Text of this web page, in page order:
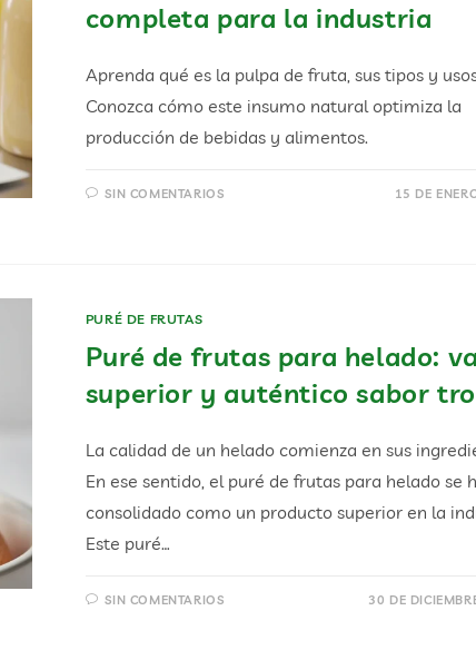
completa para la industria
Aprenda qué es la pulpa de fruta, sus tipos y
Conozca cómo este insumo natural optimiza la
producción de bebidas y alimentos.
SIN COMENTARIOS 15 DE
PURÉ DE FRUTAS
Puré de frutas para helado:
superior y auténtico sabor
La calidad de un helado comienza en sus
En ese sentido, el puré de frutas para helado se
consolidado como un producto superior en la
Este puré…
SIN COMENTARIOS 30 DE